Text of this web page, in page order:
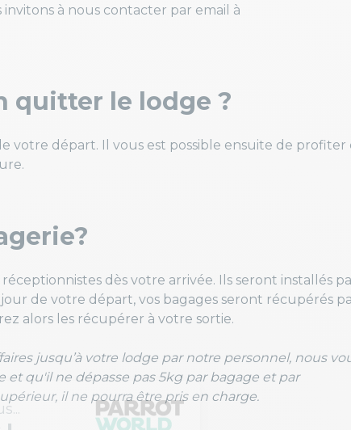
à nous contacter par email à
quitter le lodge ?
votre départ. Il vous est possible ensuite de profiter
dès votre arrivée. Ils seront installés
de votre départ, vos bagages seront récupérés
alors les récupérer à votre sortie.
jusqu’à votre lodge par notre personnel, nous
qu'il ne dépasse pas 5kg par bagage et par
il ne pourra être pris en charge.